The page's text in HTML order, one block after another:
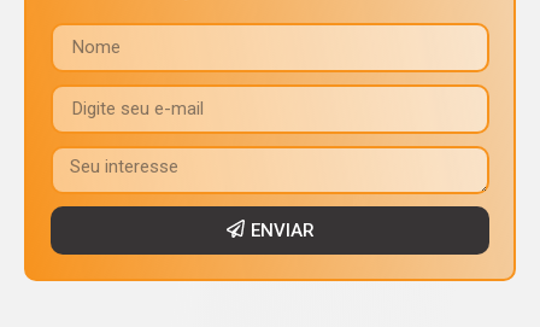
ENVIAR